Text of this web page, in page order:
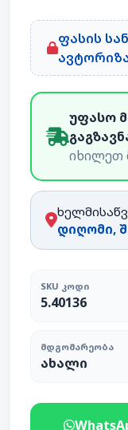
ფასის
უფასო
იხილეთ
დიღომი,
SKU ᲙᲝᲓᲘ
5.40136
ᲛᲓᲒᲝᲛᲐᲠᲔᲝᲑᲐ
ახალი